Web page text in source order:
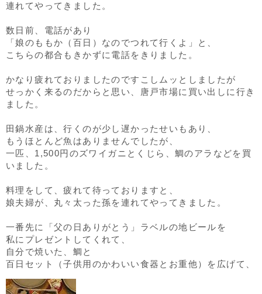
連れてやってきました。
数日前、電話があり
「娘のももか（百日）なのでつれて行くよ」と、
こちらの都合もきかずに電話をきりました。
かなり疲れておりましたのですこしムッとしましたが
せっかく来るのだからと思い、唐戸市場に買い出しに行き
ました。
田鍋水産は、行くのが少し遅かったせいもあり、
もうほとんど魚はありませんでしたが、
一匹、1,500円のズワイガニとくじら、鯛のアラなどを買
いました。
料理をして、疲れて待っておりますと、
娘夫婦が、丸々太った孫を連れてやってきました。
一番先に「父の日ありがとう」ラベルの地ビールを
私にプレゼントしてくれて、
自分で焼いた、鯛と
百日セット（子供用のかわいい食器とお重他）を広げて、